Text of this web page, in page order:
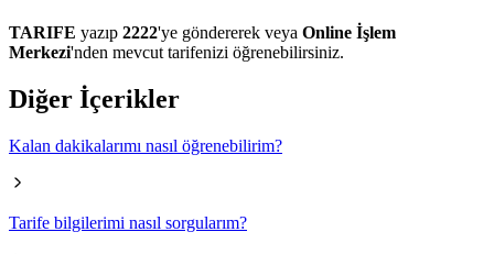
TARIFE yazıp 2222'ye göndererek veya Online İşlem
Merkezi'nden mevcut tarifenizi öğrenebilirsiniz.
Diğer İçerikler
Kalan dakikalarımı nasıl öğrenebilirim?
Tarife bilgilerimi nasıl sorgularım?